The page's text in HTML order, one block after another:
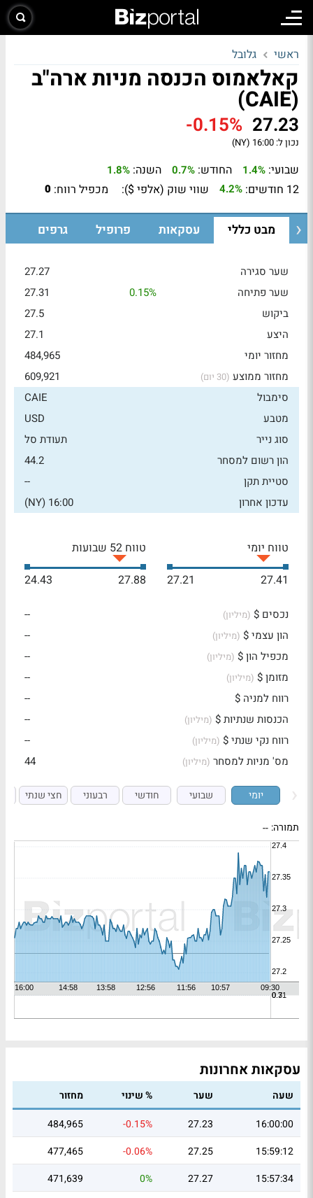
ראשי גלובל
קאלאמוס הכנסה מניות ארה"ב
(CAIE)
27.23
-0.15%
נכון ל: 16:00 (NY)
שבועי: 1.4% החודש: 0.7% השנה: 1.8%
12 חודשים: 4.2% שווי שוק (אלפי $): מכפיל רווח: 0
מבט כללי עסקאות פרופיל גרפים
שער סגירה
27.27
שער פתיחה
0.15%
27.31
ביקוש
27.5
היצע
27.1
מחזור יומי
484,965
מחזור ממוצע (30 יום)
609,921
סימבול
CAIE
מטבע
USD
סוג נייר
תעודת סל
הון רשום למסחר
44.2
סטיית תקן
--
עדכון אחרון
16:00 (NY)
טווח יומי
27.41
27.21
טווח 52 שבועות
27.88
24.43
נכסים $ (מיליון)
--
הון עצמי $ (מיליון)
--
מכפיל הון $ (מיליון)
--
מזומן $ (מיליון)
--
רווח למניה $
--
הכנסות שנתיות $ (מיליון)
--
רווח נקי שנתי $ (מיליון)
--
מס' מניות למסחר (מיליון) 44
יומי שבועי חודשי רבעוני חצי שנתי
תמורה: --
עסקאות אחרונות
שעה שער % שינוי
מחזור
16:00:00
27.23
-0.15%
484,965
15:59:12
27.25
-0.06%
477,465
15:57:34
27.27
0%
471,639